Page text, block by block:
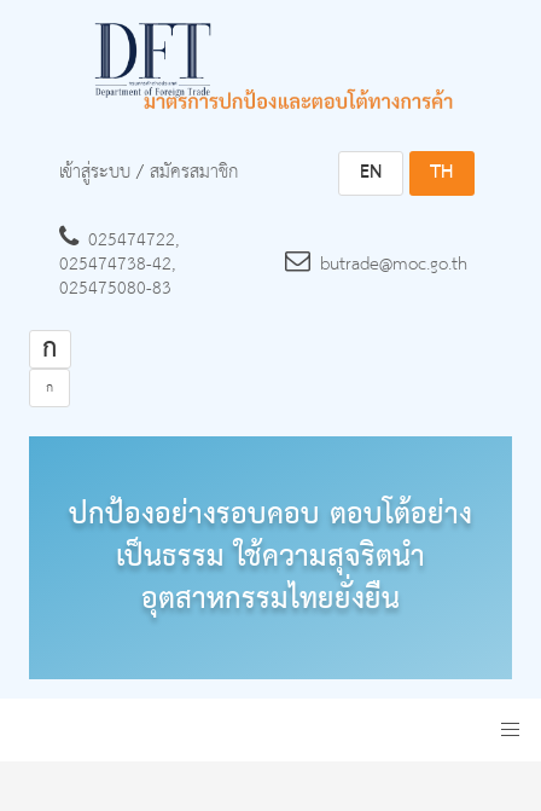
เข้าสู่ระบบ/สมัครสมาชิก EN TH
025474722,
025474738-42,
025475080-83
butrade@moc.go.th
ก
ก
ปกป้องอย่างรอบคอบ ตอบโต้อย่าง
เป็นธรรม ใช้ความสุจริตนำ
อุตสาหกรรมไทยยั่งยืน